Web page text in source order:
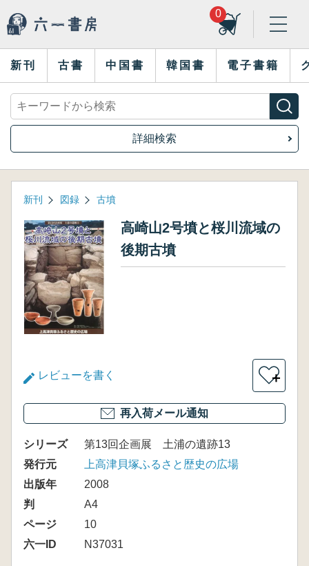
0
新刊 古書 中国書 韓国書 電子書籍
詳細検索
新刊 図録 古墳
高崎山2号墳と桜川流域の
後期古墳
レビューを書く ＋
再入荷メール通知
シリーズ
第13回企画展 土浦の遺跡13
発行元
上高津貝塚ふるさと歴史の広場
出版年
2008
判
A4
ページ
10
六一ID
N37031